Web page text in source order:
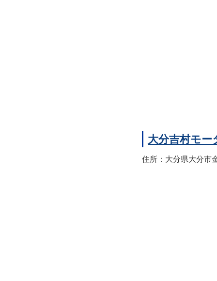
大分吉村モー
住所：大分県大分市